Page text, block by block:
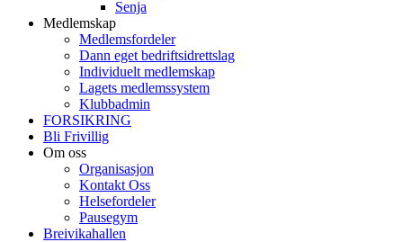
Senja
Medlemskap
Medlemsfordeler
Dann eget bedriftsidrettslag
Individuelt medlemskap
Lagets medlemssystem
Klubbadmin
FORSIKRING
Bli Frivillig
Om oss
Organisasjon
Kontakt Oss
Helsefordeler
Pausegym
Breivikahallen